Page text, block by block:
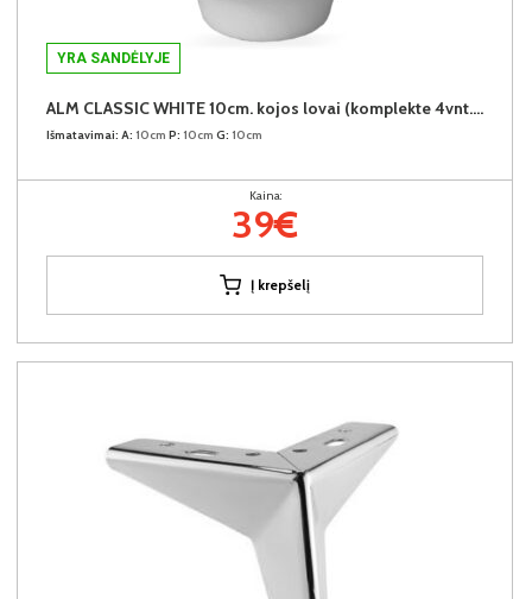
YRA SANDĖLYJE
ALM CLASSIC WHITE 10cm. kojos lovai (komplekte 4vnt.) +39€
Išmatavimai: A: 10cm P: 10cm G: 10cm
Kaina:
39€
Į krepšelį